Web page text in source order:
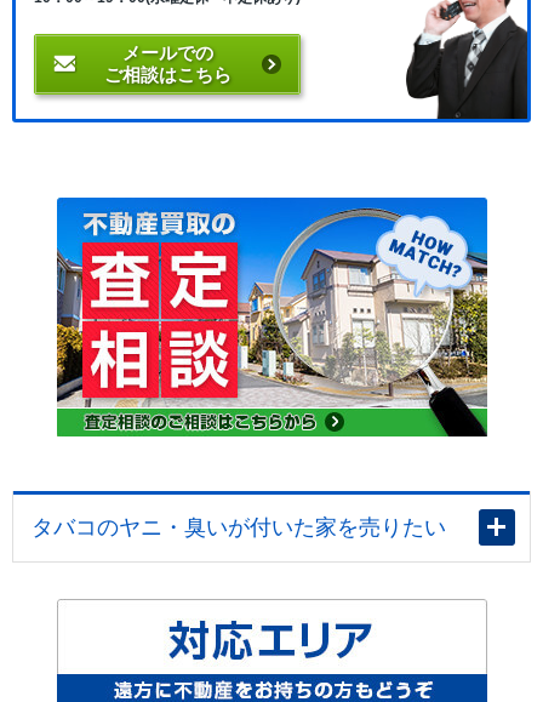
メールでの
ご相談はこちら
タバコのヤニ・臭いが付いた家を売りたい